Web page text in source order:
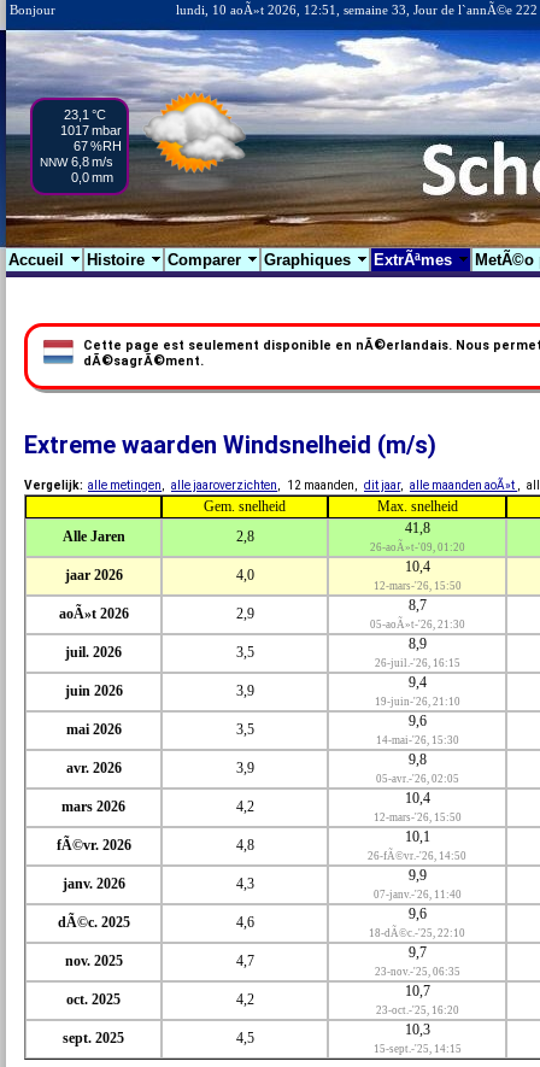
Bonjour lundi, 10 aoÃ»t 2026, 12:51, semaine 33, Jour de l`annÃ©e 222
23,1 °C
1017mbar
67%RH
NNW6,8m/s
0,0mm
Accueil Histoire Comparer Graphiques ExtrÃªmes
Cette page est seulement disponible en nÃ©erlandais. Nous
dÃ©sagrÃ©ment.
Extreme waarden Windsnelheid (m/s)
Vergelijk: alle metingen alle jaaroverzichten , 12 maanden, dit jaar, alle maanden aoÃ»t ,
Gem. snelheid
Max. snelheid
Alle Jaren
2,8 41,8
26-aoÃ»t-'09, 01:20
jaar 2026 4,0 10,4
12-mars-'26, 15:50
aoÃ»t 2026 2,9 8,7
05-aoÃ»t-'26, 21:30
juil. 2026 3,5 8,9
26-juil.-'26, 16:15
juin 2026 3,9 9,4
19-juin-'26, 21:10
mai 2026 3,5 9,6
14-mai-'26, 15:30
avr. 2026 3,9 9,8
05-avr.-'26, 02:05
mars 2026 4,2 10,4
12-mars-'26, 15:50
fÃ©vr. 2026 4,8 10,1
26-fÃ©vr.-'26, 14:50
janv. 2026 4,3 9,9
07-janv.-'26, 11:40
dÃ©c. 2025 4,6 9,6
18-dÃ©c.-'25, 22:10
nov. 2025 4,7 9,7
23-nov.-'25, 06:35
oct. 2025 4,2 10,7
23-oct.-'25, 16:20
sept. 2025 4,5 10,3
15-sept.-'25, 14:15